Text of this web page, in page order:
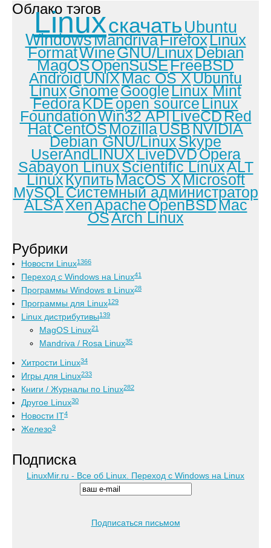
Облако тэгов
Linuxскачать Ubuntu
WindowsMandrivaFirefoxLinux
FormatWineGNU/LinuxDebian
MagOSOpenSuSEFreeBSD
AndroidUNIXMac OS XUbuntu
LinuxGnomeGoogleLinux Mint
FedoraKDEopen sourceLinux
FoundationWin32 APILiveCDRed
HatCentOSMozillaUSBNVIDIA
Debian GNU/LinuxSkype
UserAndLINUXLiveDVDOpera
Sabayon LinuxScientific LinuxALT
LinuxКупитьMacOS XMicrosoft
MySQLСистемный администратор
ALSAXenApacheOpenBSDMac
OSArch Linux
Рубрики
Новости Linux1366
Переход с Windows на Linux41
Программы Windows в Linux28
Программы для Linux129
Linux дистрибутивы139
MagOS Linux21
Mandriva / Rosa Linux35
Хитрости Linux34
Игры для Linux233
Книги / Журналы по Linux282
Другое Linux30
Новости IT4
Железо9
Подписка
LinuxMir.ru - Все об Linux. Переход с Windows на Linux
Подписаться письмом